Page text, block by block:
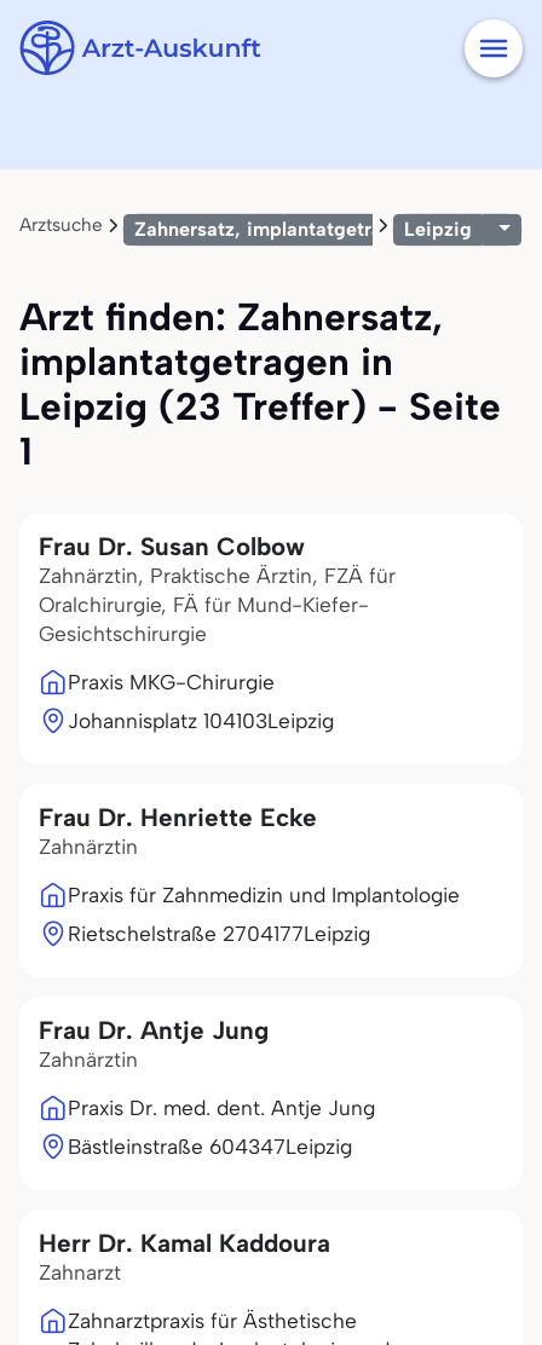
Arztsuche Zahnersatz, implantatgetragenLeipzig
Arzt finden: Zahnersatz,
implantatgetragen in
Leipzig (23 Treffer) - Seite
1
Frau Dr. Susan Colbow
Zahnärztin, Praktische Ärztin, FZÄ für
Oralchirurgie, FÄ für Mund-Kiefer-
Gesichtschirurgie
Praxis MKG-Chirurgie
Johannisplatz 104103Leipzig
Frau Dr. Henriette Ecke
Zahnärztin
Praxis für Zahnmedizin und Implantologie
Rietschelstraße 2704177Leipzig
Frau Dr. Antje Jung
Zahnärztin
Praxis Dr. med. dent. Antje Jung
Bästleinstraße 604347Leipzig
Herr Dr. Kamal Kaddoura
Zahnarzt
Zahnarztpraxis für Ästhetische